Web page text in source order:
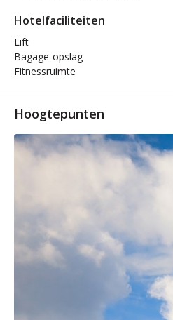
Hotelfaciliteiten
Lift
Bagage-opslag
Fitnessruimte
Hoogtepunten